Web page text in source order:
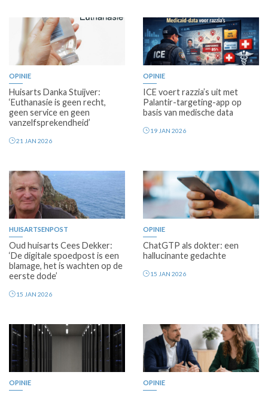
Premium
OPINIE
Huisarts Danka Stuijver:
‘Euthanasie is geen recht,
geen service en geen
vanzelfsprekendheid’
21 JAN 2026
OPINIE
ICE voert razzia’s uit met
Palantir-targeting-app op
basis van medische data
19 JAN 2026
HUISARTSENPOST
Oud huisarts Cees Dekker:
‘De digitale spoedpost is een
blamage, het is wachten op de
eerste dode’
15 JAN 2026
Premium
OPINIE
ChatGTP als dokter: een
hallucinante gedachte
15 JAN 2026
Premium
OPINIE
Premium
OPINIE